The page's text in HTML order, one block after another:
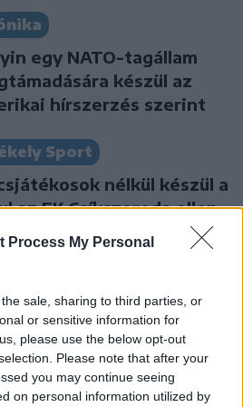
Process My Personal
sale, sharing to third parties, or
or sensitive information for
please use the below opt-out
Please note that after your
you may continue seeing
on personal information utilized by
egy NATO-tagállam
készül az
hírszerzés szerint
Sport
nélkül készül a
az FK Csíkszereda ellen
Zsuzsa: Az élet
végeztem el az